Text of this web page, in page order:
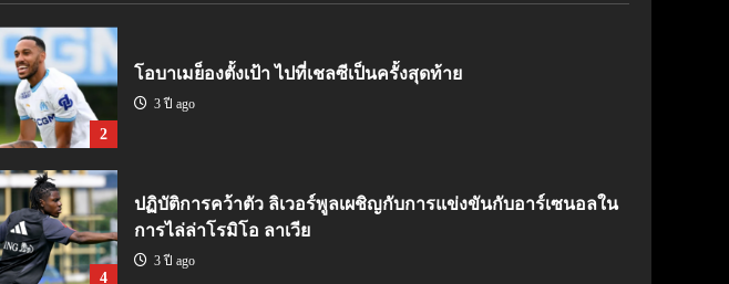
2
โอบาเมย็องตั้งเป้า ไปที่เชลซีเป็นครั้งสุดท้าย
3 ปี ago
4
ปฏิบัติการคว้าตัว ลิเวอร์พูลเผชิญกับการแข่งขันกับอาร์เซนอลใน
การไล่ล่าโรมิโอ ลาเวีย
3 ปี ago